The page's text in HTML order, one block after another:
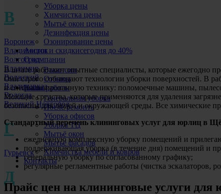
В
Воронеж
Владивосток
Волгоград
Владимир
Волжский
Владикавказ
Вологда
Великий Новгород
Г
Гурьевск
Д
Уборка цены
Химчистка цены
Мытьё окон цены
Дезинфекция цены
Озонирование цены
Акции и скидкисегодня до 40%
О компании
Вакансии
Отзывы
Наши работы
Генеральная уборка
После ремонта
Уборка офисов
Уборка ТЦ
Мытьё окон
Мытьё фасадов
Химчистка мебели и ковров
Контакты
В штате работают опытные специалисты, которые ежегодно
Они строго соблюдают технологии уборки поверхностей. В
и специализированную технику: поломоечные машины,
Моющие средства, которые применяются для удаления
безопасны для людей и окружающей среды. Все химические
Стандартный перечень клининговых услуг для юрлиц в
ежедневную комплексную уборку помещений и
поддерживающая уборка (в течение дня) помещений и
генеральную уборку по согласованному графику;
регулярные регламентные работы (чистка эскалаторов,
Прайс цен на клининговые услуги